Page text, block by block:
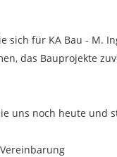
sich für KA Bau - M.
das Bauprojekte
uns noch heute und